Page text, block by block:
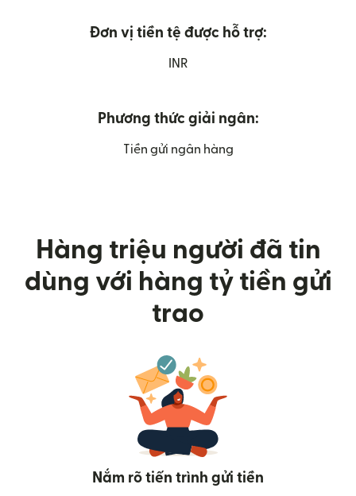
Đơn vị tiền tệ được hỗ trợ:
INR
Phương thức giải ngân:
Tiền gửi ngân hàng
Hàng triệu người đã tin
dùng với hàng tỷ tiền gửi
trao
Nắm rõ tiến trình gửi tiền